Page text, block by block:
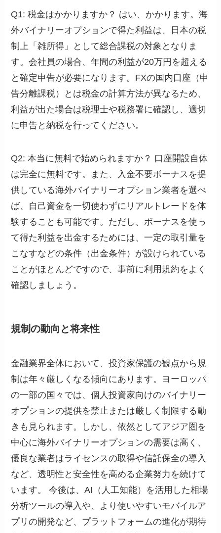
Q1: 税金はかかりますか？ はい、かかります。海
外バイナリーオプションで得た利益は、日本の税
制上「雑所得」として総合課税の対象となりま
す。会社員の場合、年間の利益が20万円を超える
と確定申告が必要になります。FXの国内口座（申
告分離課税）とは税金の計算方法が異なるため、
利益が出た場合は税理士や税務署に確認し、適切
に申告と納税を行ってください。
Q2: 本当に無料で始められますか？ 口座開設自体
は完全に無料です。また、入金不要ボーナスを提
供している海外バイナリーオプション業者を選べ
ば、自己資金を一切使わずにリアルトレードを体
験することも可能です。ただし、ボーナスを使っ
て得た利益を出金するためには、一定の取引量を
こなすなどの条件（出金条件）が設けられている
ことがほとんどですので、事前に利用規約をよく
確認しましょう。
規制の動向と将来性
金融業界全体において、投資家保護の観点から規
制は年々厳しくなる傾向にあります。ヨーロッパ
の一部の国々では、個人投資家向けのバイナリー
オプションの提供を禁止または厳しく制限する動
きも見られます。しかし、依然としてアジア圏を
中心に海外バイナリーオプションの需要は高く、
優良な業者はライセンスの取得や信託保全の導入
など、透明性と安全性を高める企業努力を続けて
います。 今後は、AI（人工知能）を活用した相場
分析ツールの導入や、より使いやすいモバイルア
プリの開発など、プラットフォームの進化が期待